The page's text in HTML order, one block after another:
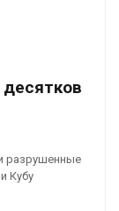
разрушенные
Кубу